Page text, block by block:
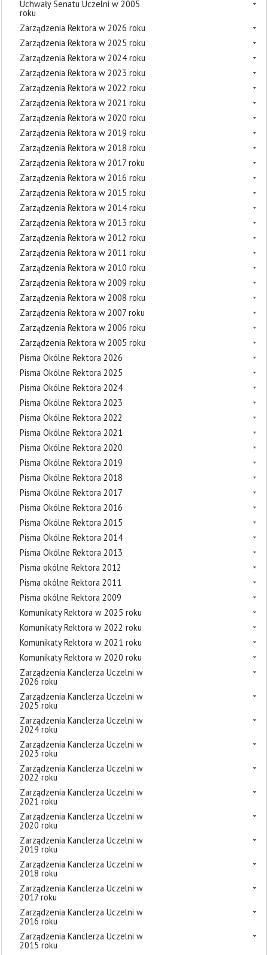
Uchwały Senatu Uczelni w 2005
roku
Zarządzenia Rektora w 2026 roku
Zarządzenia Rektora w 2025 roku
Zarządzenia Rektora w 2024 roku
Zarządzenia Rektora w 2023 roku
Zarządzenia Rektora w 2022 roku
Zarządzenia Rektora w 2021 roku
Zarządzenia Rektora w 2020 roku
Zarządzenia Rektora w 2019 roku
Zarządzenia Rektora w 2018 roku
Zarządzenia Rektora w 2017 roku
Zarządzenia Rektora w 2016 roku
Zarządzenia Rektora w 2015 roku
Zarządzenia Rektora w 2014 roku
Zarządzenia Rektora w 2013 roku
Zarządzenia Rektora w 2012 roku
Zarządzenia Rektora w 2011 roku
Zarządzenia Rektora w 2010 roku
Zarządzenia Rektora w 2009 roku
Zarządzenia Rektora w 2008 roku
Zarządzenia Rektora w 2007 roku
Zarządzenia Rektora w 2006 roku
Zarządzenia Rektora w 2005 roku
Pisma Okólne Rektora 2026
Pisma Okólne Rektora 2025
Pisma Okólne Rektora 2024
Pisma Okólne Rektora 2023
Pisma Okólne Rektora 2022
Pisma Okólne Rektora 2021
Pisma Okólne Rektora 2020
Pisma Okólne Rektora 2019
Pisma Okólne Rektora 2018
Pisma Okólne Rektora 2017
Pisma Okólne Rektora 2016
Pisma Okólne Rektora 2015
Pisma Okólne Rektora 2014
Pisma Okólne Rektora 2013
Pisma okólne Rektora 2012
Pisma okólne Rektora 2011
Pisma okólne Rektora 2009
Komunikaty Rektora w 2025 roku
Komunikaty Rektora w 2022 roku
Komunikaty Rektora w 2021 roku
Komunikaty Rektora w 2020 roku
Zarządzenia Kanclerza Uczelni w
2026 roku
Zarządzenia Kanclerza Uczelni w
2025 roku
Zarządzenia Kanclerza Uczelni w
2024 roku
Zarządzenia Kanclerza Uczelni w
2023 roku
Zarządzenia Kanclerza Uczelni w
2022 roku
Zarządzenia Kanclerza Uczelni w
2021 roku
Zarządzenia Kanclerza Uczelni w
2020 roku
Zarządzenia Kanclerza Uczelni w
2019 roku
Zarządzenia Kanclerza Uczelni w
2018 roku
Zarządzenia Kanclerza Uczelni w
2017 roku
Zarządzenia Kanclerza Uczelni w
2016 roku
Zarządzenia Kanclerza Uczelni w
2015 roku